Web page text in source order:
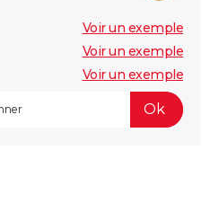
Voir un exemple
Voir un exemple
Voir un exemple